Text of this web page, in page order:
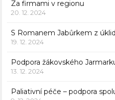
Za firmami v regionu
20. 12. 2024
S Romanem Jabůrkem z
19. 12. 2024
Podpora žákovského
13. 12. 2024
Paliativní péče – podpora